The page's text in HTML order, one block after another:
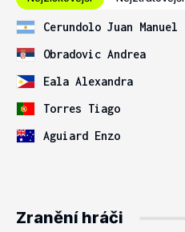
Cerundolo Juan Manuel
Obradovic Andrea
Eala Alexandra
Torres Tiago
Aguiard Enzo
Zranění hráči